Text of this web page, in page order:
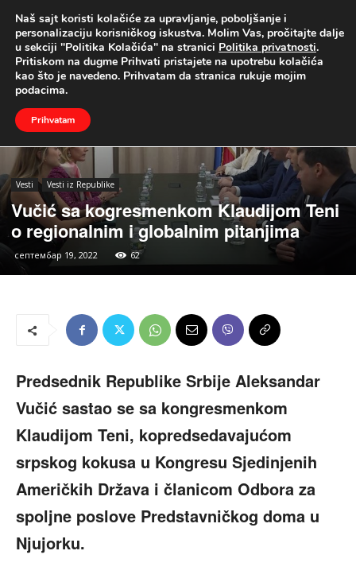
UŽIVO
Naslovna Vesti Vesti iz Republike
Vesti Vesti iz Republike
Vučić sa kogresmenkom Klaudijom Teni
o regionalnim i globalnim pitanjima
септембар 19, 2022 62
Predsednik Republike Srbije Aleksandar
Vučić sastao se sa kongresmenkom
Klaudijom Teni, kopredsedavajućom
srpskog kokusa u Kongresu Sjedinjenih
Američkih Država i članicom Odbora za
spoljne poslove Predstavničkog doma u
Njujorku.
Naš sajt koristi kolačiće za upravljanje, poboljšanje i
personalizaciju korisničkog iskustva. Molim Vas, pročitajte dalje
u sekciji "Politika Kolačića" na stranici Politika privatnosti.
Pritiskom na dugme Prihvati pristajete na upotrebu kolačića
kao što je navedeno. Prihvatam da stranica rukuje mojim
podacima.
Prihvatam